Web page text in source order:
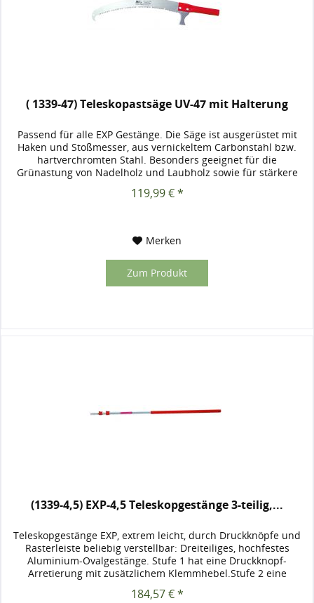
( 1339-47) Teleskopastsäge UV-47 mit Halterung
Passend für alle EXP Gestänge. Die Säge ist ausgerüstet mit
Haken und Stoßmesser, aus vernickeltem Carbonstahl bzw.
hartverchromten Stahl. Besonders geeignet für die
Grünastung von Nadelholz und Laubholz sowie für stärkere
Pflegeschnitte...
119,99 € *
Merken
Zum Produkt
(1339-4,5) EXP-4,5 Teleskopgestänge 3-teilig,...
Teleskopgestänge EXP, extrem leicht, durch Druckknöpfe und
Rasterleiste beliebig verstellbar: Dreiteiliges, hochfestes
Aluminium-Ovalgestänge. Stufe 1 hat eine Druckknopf-
Arretierung mit zusätzlichem Klemmhebel.Stufe 2 eine
Rasterleiste,...
184,57 € *